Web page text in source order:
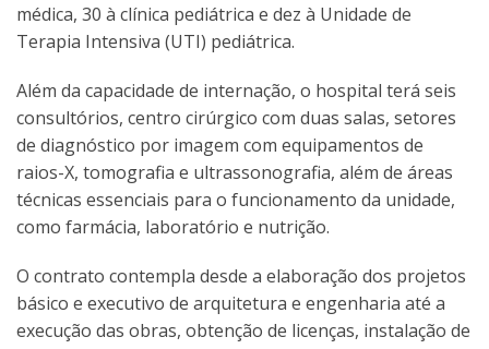
médica, 30 à clínica pediátrica e dez à Unidade de
Terapia Intensiva (UTI) pediátrica.
Além da capacidade de internação, o hospital terá seis
consultórios, centro cirúrgico com duas salas, setores
de diagnóstico por imagem com equipamentos de
raios-X, tomografia e ultrassonografia, além de áreas
técnicas essenciais para o funcionamento da unidade,
como farmácia, laboratório e nutrição.
O contrato contempla desde a elaboração dos projetos
básico e executivo de arquitetura e engenharia até a
execução das obras, obtenção de licenças, instalação de